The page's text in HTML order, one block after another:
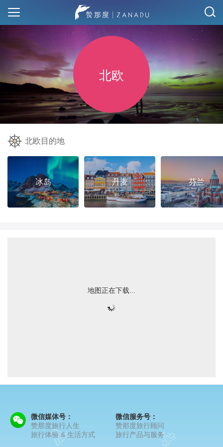
北欧
北欧目的地
冰岛 丹麦 芬兰
地图正在下载...
微信媒体号：
赞那度旅行人生
旅行体验 & 生活方式
微信服务号：
赞那度旅行顾问
旅行产品与服务